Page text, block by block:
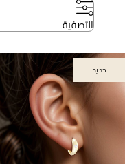
التصفية
جديد
جديد